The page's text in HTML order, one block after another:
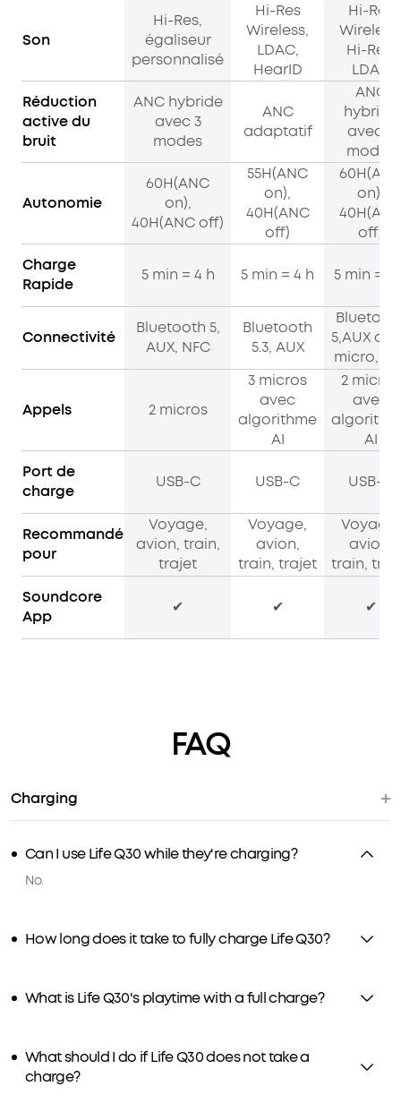
Son
Hi-Res,
égaliseur
personnalisé
Hi-Res
Wireless,
LDAC,
HearID
Hi-Res
Wireless,
Hi-Res,
LDAC
Réduction
active du
bruit
ANC hybride
avec 3
modes
ANC
adaptatif
ANC
hybride
avec 3
modes
Autonomie
60H(ANC
on),
40H(ANC off)
55H(ANC
on),
40H(ANC
off)
on),
off)
Charge
Rapide
5 min = 4 h 5 min = 4 h 5 min = 4
Connectivité
Bluetooth 5,
AUX, NFC
Bluetooth
5.3, AUX
5,AUX
Appels 2 micros
3 micros
avec
algorithme
AI
2 micros
avec
AI
Port de
charge
USB-C USB-C USB-C
Recommandé
pour
Voyage,
avion, train,
trajet
Voyage,
avion,
train, trajet
Voyage,
avion,
train,
Soundcore
App
✔ ✔ ✔
FAQ
Charging
Can I use Life Q30 while they're charging?
No.
How long does it take to fully charge Life Q30?
What is Life Q30's playtime with a full charge?
What should I do if Life Q30 does not take a
charge?